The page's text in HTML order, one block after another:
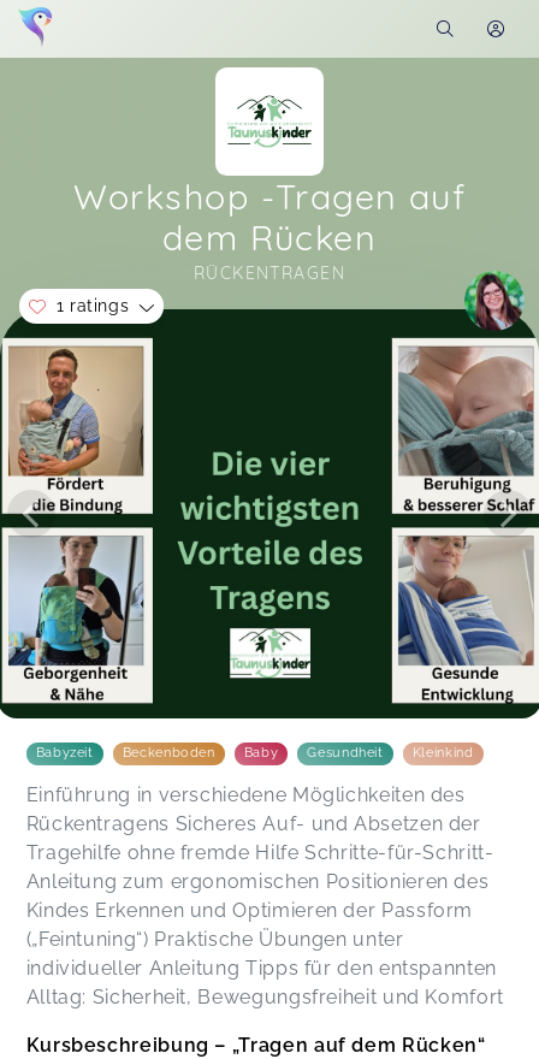
Workshop -Tragen auf
dem Rücken
RÜCKENTRAGEN
Soon you will learn more about me here...
1 ratings
Eva-Maria,
Babyzeit Beckenboden Baby Gesundheit Kleinkind
Einführung in verschiedene Möglichkeiten des
Rückentragens Sicheres Auf- und Absetzen der
Tragehilfe ohne fremde Hilfe Schritte-für-Schritt-
Anleitung zum ergonomischen Positionieren des
Kindes Erkennen und Optimieren der Passform
(„Feintuning“) Praktische Übungen unter
individueller Anleitung Tipps für den entspannten
Alltag: Sicherheit, Bewegungsfreiheit und Komfort
Kursbeschreibung – „Tragen auf dem Rücken“